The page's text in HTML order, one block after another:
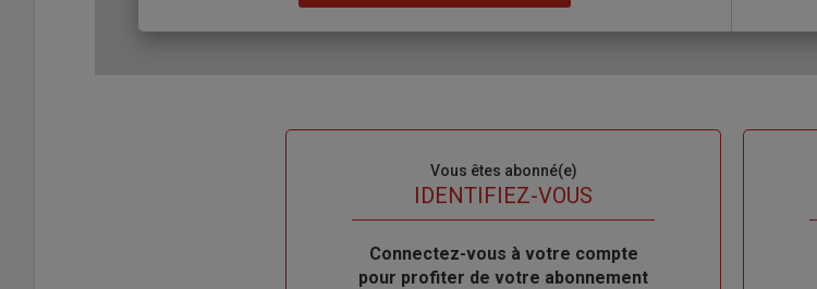
Vous êtes abonné(e)
IDENTIFIEZ-VOUS
Body
Connectez-vous à votre compte
pour profiter de votre abonnement